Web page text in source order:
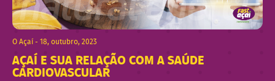
O Açaí - 18, outubro, 2023
AÇAÍ E SUA RELAÇÃO COM A SAÚDE
CARDIOVASCULAR